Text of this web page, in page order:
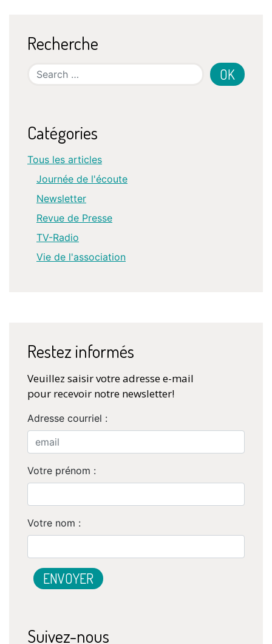
Recherche
Search
Catégories
Tous les articles
Journée de l'écoute
Newsletter
Revue de Presse
TV-Radio
Vie de l'association
Restez informés
Veuillez saisir votre adresse e-mail
pour recevoir notre newsletter!
Adresse courriel :
Votre prénom :
Votre nom :
Suivez-nous